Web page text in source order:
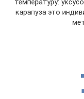
карапуза это